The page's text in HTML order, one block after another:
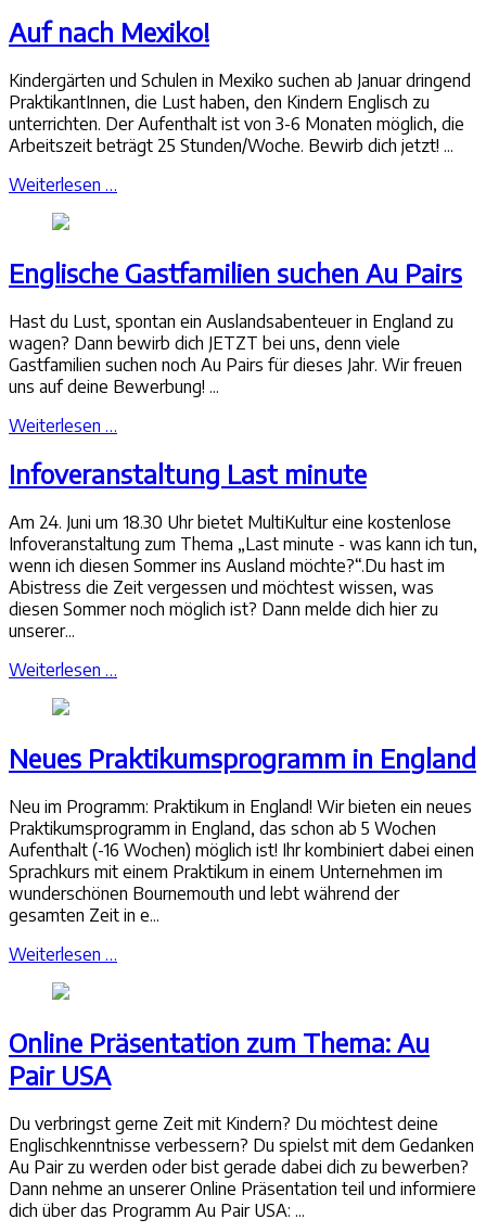
Auf nach Mexiko!
Kindergärten und Schulen in Mexiko suchen ab Januar dringend
PraktikantInnen, die Lust haben, den Kindern Englisch zu
unterrichten. Der Aufenthalt ist von 3-6 Monaten möglich, die
Arbeitszeit beträgt 25 Stunden/Woche. Bewirb dich jetzt! ...
Weiterlesen …
Englische Gastfamilien suchen Au Pairs
Hast du Lust, spontan ein Auslandsabenteuer in England zu
wagen? Dann bewirb dich JETZT bei uns, denn viele
Gastfamilien suchen noch Au Pairs für dieses Jahr. Wir freuen
uns auf deine Bewerbung! ...
Weiterlesen …
Infoveranstaltung Last minute
Am 24. Juni um 18.30 Uhr bietet MultiKultur eine kostenlose
Infoveranstaltung zum Thema „Last minute - was kann ich tun,
wenn ich diesen Sommer ins Ausland möchte?“.Du hast im
Abistress die Zeit vergessen und möchtest wissen, was
diesen Sommer noch möglich ist? Dann melde dich hier zu
unserer...
Weiterlesen …
Neues Praktikumsprogramm in England
Neu im Programm: Praktikum in England! Wir bieten ein neues
Praktikumsprogramm in England, das schon ab 5 Wochen
Aufenthalt (-16 Wochen) möglich ist! Ihr kombiniert dabei einen
Sprachkurs mit einem Praktikum in einem Unternehmen im
wunderschönen Bournemouth und lebt während der
gesamten Zeit in e...
Weiterlesen …
Online Präsentation zum Thema: Au
Pair USA
Du verbringst gerne Zeit mit Kindern? Du möchtest deine
Englischkenntnisse verbessern? Du spielst mit dem Gedanken
Au Pair zu werden oder bist gerade dabei dich zu bewerben?
Dann nehme an unserer Online Präsentation teil und informiere
dich über das Programm Au Pair USA: ...